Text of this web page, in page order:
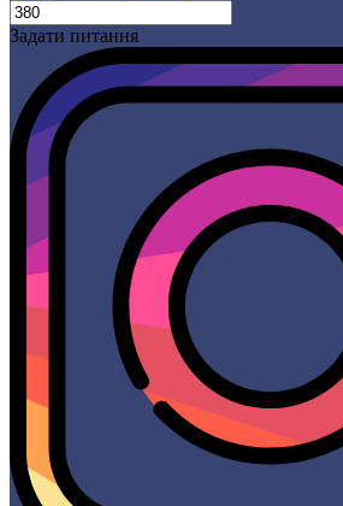
Задати питання